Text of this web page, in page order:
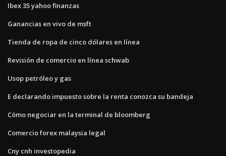
Ibex 35 yahoo finanzas
Ganancias en vivo de msft
Tienda de ropa de cinco dólares en línea
Revisión de comercio en línea schwab
Usop petróleo y gas
E declarando impuesto sobre la renta conozca su bandeja
Cómo negociar en la terminal de bloomberg
Comercio forex malaysia legal
Cny cnh investopedia